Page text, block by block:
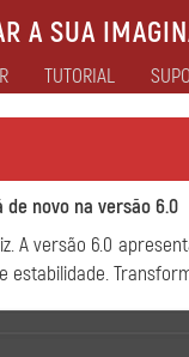
A SUA
TUTORIAL
de novo na versão 6.0
A versão 6.0
estabilidade.